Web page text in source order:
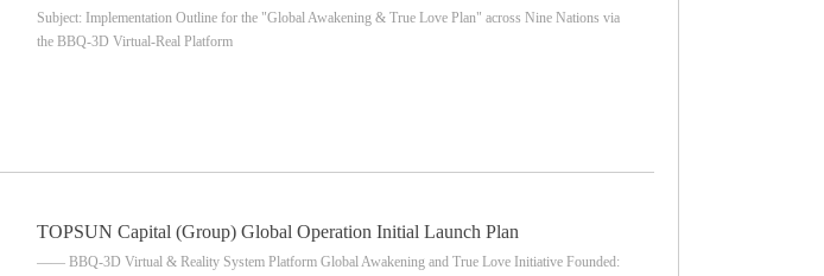
实施纲要》的通知
Subject: Implementation Outline for the "Global Awakening & True Love Plan" across Nine Nations via
the BBQ-3D Virtual-Real Platform
TOPSUN Capital (Group) Global Operation Initial Launch Plan
—— BBQ-3D Virtual & Reality System Platform Global Awakening and True Love Initiative Founded: